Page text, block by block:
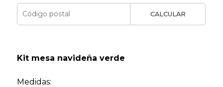
CALCULAR
Kit mesa navideña verde
Medidas: